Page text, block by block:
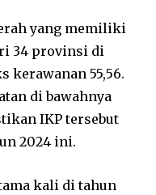
yang memiliki
34 provinsi di
kerawanan 55,56.
di bawahnya
IKP tersebut
2024 ini.
kali di tahun